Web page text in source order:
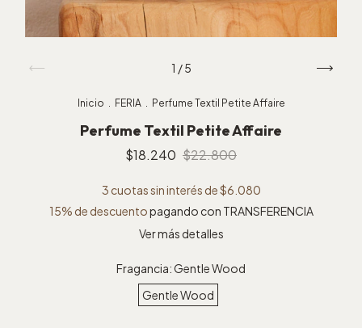
1 /5
Inicio . FERIA . Perfume Textil Petite Affaire
Perfume Textil Petite Affaire
$18.240 $22.800
3 cuotas sin interés de$6.080
15% de descuentopagando con TRANSFERENCIA
Ver más detalles
Fragancia:Gentle Wood
Gentle Wood